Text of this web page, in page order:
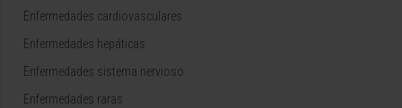
Enfermedades cardiovasculares
Enfermedades hepáticas
Enfermedades sistema nervioso
Enfermedades raras